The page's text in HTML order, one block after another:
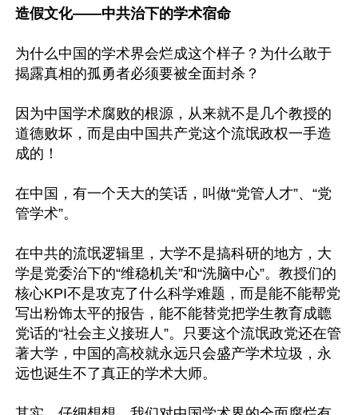
造假文化——中共治下的学术宿命
为什么中国的学术界会烂成这个样子？为什么敢于
揭露真相的孤勇者必须要被全面封杀？
因为中国学术腐败的根源，从来就不是几个教授的
道德败坏，而是由中国共产党这个流氓政权一手造
成的！
在中国，有一个天大的笑话，叫做“党管人才”、“党
管学术”。
在中共的流氓逻辑里，大学不是搞科研的地方，大
学是党委治下的“维稳机关”和“洗脑中心”。教授们的
核心KPI不是攻克了什么科学难题，而是能不能帮党
写出粉饰太平的报告，能不能替党把学生教育成聼
党话的“社会主义接班人”。只要这个流氓政党还在管
著大学，中国的高校就永远只会盛产学术垃圾，永
远也诞生不了真正的学术大师。